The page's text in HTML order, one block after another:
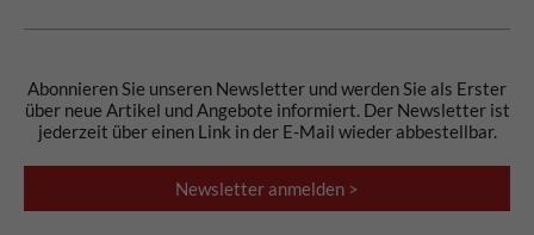
Abonnieren Sie unseren Newsletter und werden Sie als Erster
über neue Artikel und Angebote informiert. Der Newsletter ist
jederzeit über einen Link in der E-Mail wieder abbestellbar.
Newsletter anmelden >